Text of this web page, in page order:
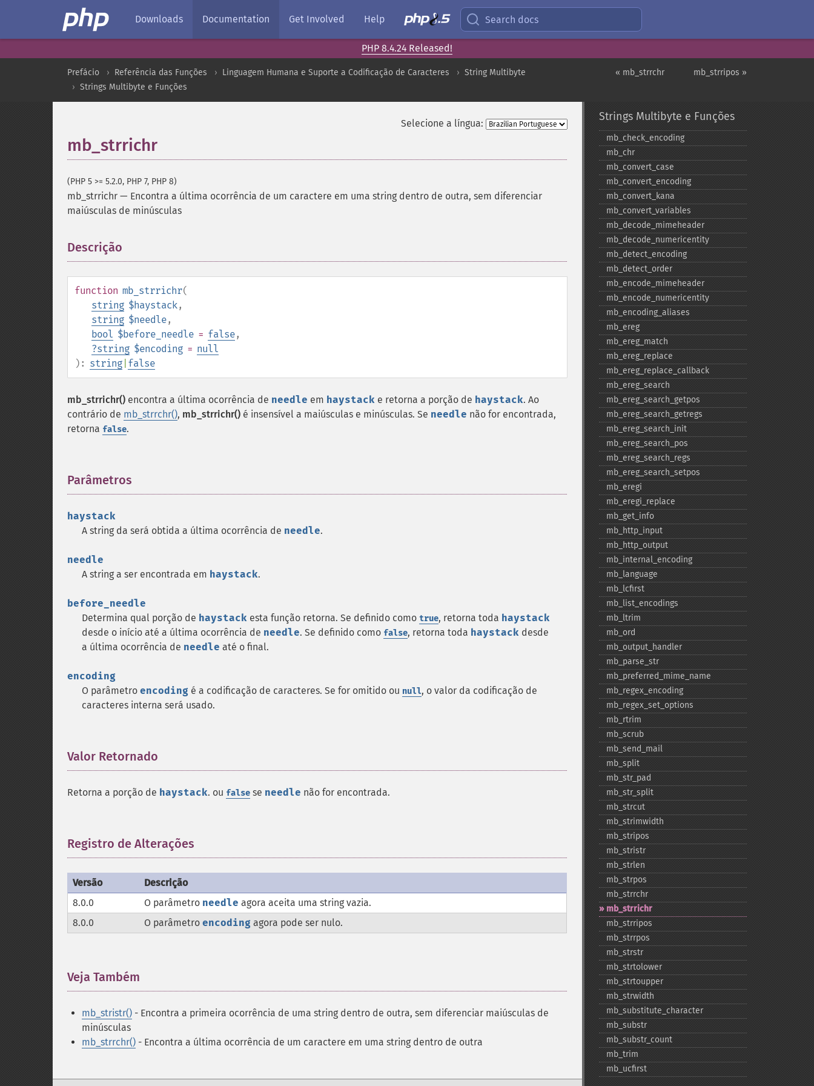
Downloads Documentation Get Involved Help Search docs
PHP 8.4.24 Released!
mb_strripos »
« mb_strrchr
Prefácio Referência das Funções Linguagem Humana e Suporte a Codificação de Caracteres
String Multibyte
Strings Multibyte e Funções
Selecione a língua:
mb_strrichr
(PHP 5 >= 5.2.0, PHP 7, PHP 8)
mb_strrichr — Encontra a última ocorrência de um caractere em uma string dentro de outra, sem diferenciar
maiúsculas de minúsculas
Descrição
function mb_strrichr(
string $haystack,
string $needle,
bool $before_needle = false,
?string $encoding = null
): string false
mb_strrichr() encontra a última ocorrência de needle em haystack e retorna a porção de haystack. Ao
contrário de mb_strrchr(), mb_strrichr() é insensível a maiúsculas e minúsculas. Se needle não for encontrada,
retorna false.
Parâmetros
haystack
A string da será obtida a última ocorrência de needle.
needle
A string a ser encontrada em haystack.
before_needle
Determina qual porção de haystack esta função retorna. Se definido como true, retorna toda haystack
desde o início até a última ocorrência de needle. Se definido como false, retorna toda haystack desde
a última ocorrência de needle até o final.
encoding
O parâmetro encoding é a codificação de caracteres. Se for omitido ou null, o valor da codificação de
caracteres interna será usado.
Valor Retornado
Retorna a porção de haystack. ou false se needle não for encontrada.
Registro de Alterações
Versão
Descrição
8.0.0
O parâmetro needle agora aceita uma string vazia.
8.0.0
O parâmetro encoding agora pode ser nulo.
Veja Também
mb_stristr() - Encontra a primeira ocorrência de uma string dentro de outra, sem diferenciar maiúsculas de
minúsculas
mb_strrchr() - Encontra a última ocorrência de um caractere em uma string dentro de outra
Strings Multibyte e Funções
mb_​check_​encoding
mb_​chr
mb_​convert_​case
mb_​convert_​encoding
mb_​convert_​kana
mb_​convert_​variables
mb_​decode_​mimeheader
mb_​decode_​numericentity
mb_​detect_​encoding
mb_​detect_​order
mb_​encode_​mimeheader
mb_​encode_​numericentity
mb_​encoding_​aliases
mb_​ereg
mb_​ereg_​match
mb_​ereg_​replace
mb_​ereg_​replace_​callback
mb_​ereg_​search
mb_​ereg_​search_​getpos
mb_​ereg_​search_​getregs
mb_​ereg_​search_​init
mb_​ereg_​search_​pos
mb_​ereg_​search_​regs
mb_​ereg_​search_​setpos
mb_​eregi
mb_​eregi_​replace
mb_​get_​info
mb_​http_​input
mb_​http_​output
mb_​internal_​encoding
mb_​language
mb_​lcfirst
mb_​list_​encodings
mb_​ltrim
mb_​ord
mb_​output_​handler
mb_​parse_​str
mb_​preferred_​mime_​name
mb_​regex_​encoding
mb_​regex_​set_​options
mb_​rtrim
mb_​scrub
mb_​send_​mail
mb_​split
mb_​str_​pad
mb_​str_​split
mb_​strcut
mb_​strimwidth
mb_​stripos
mb_​stristr
mb_​strlen
mb_​strpos
mb_​strrchr
mb_​strrichr
mb_​strripos
mb_​strrpos
mb_​strstr
mb_​strtolower
mb_​strtoupper
mb_​strwidth
mb_​substitute_​character
mb_​substr
mb_​substr_​count
mb_​trim
mb_​ucfirst